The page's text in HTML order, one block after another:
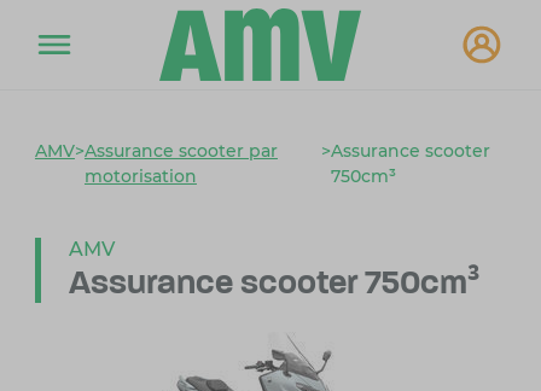
AMV>Assurance scooter par
motorisation
>Assurance scooter
750cm³
AMV
Assurance scooter 750cm³